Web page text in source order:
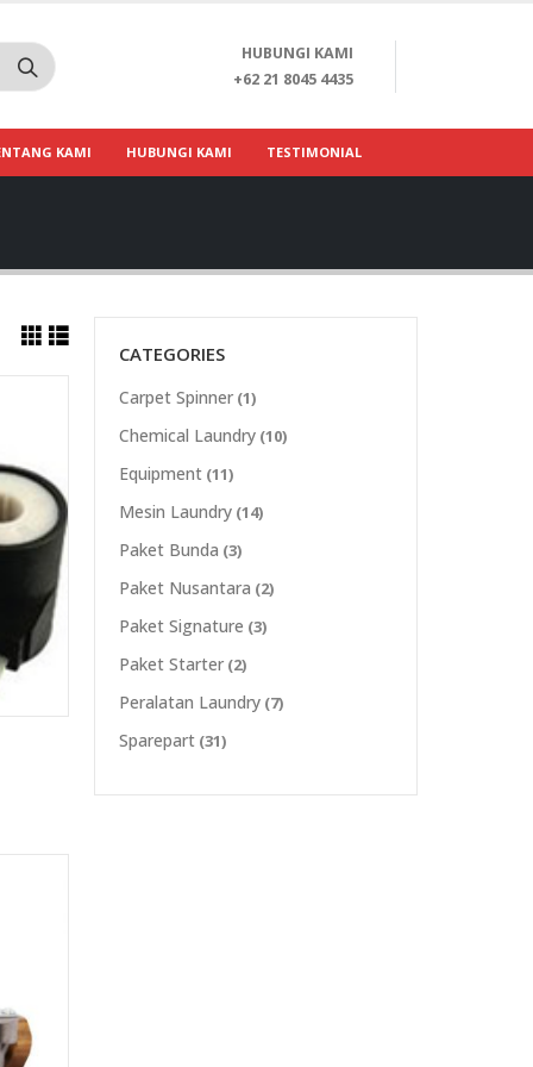
HUBUNGI KAMI
+62 21 8045 4435
KAMI HUBUNGI KAMI TESTIMONIAL
CATEGORIES
Carpet Spinner (1)
Chemical Laundry (10)
Equipment (11)
Mesin Laundry (14)
Paket Bunda (3)
Paket Nusantara (2)
Paket Signature (3)
Paket Starter (2)
Peralatan Laundry (7)
Sparepart (31)